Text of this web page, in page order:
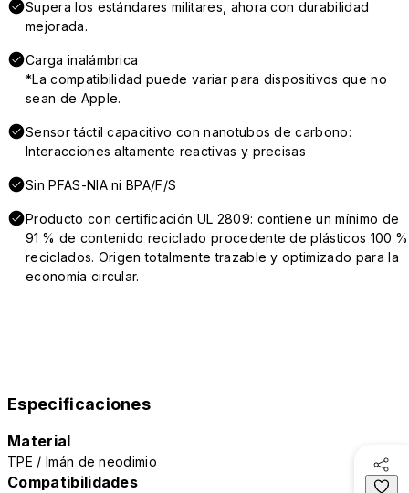
Supera los estándares militares, ahora con durabilidad
mejorada.
Carga inalámbrica
*La compatibilidad puede variar para dispositivos que no
sean de Apple.
Sensor táctil capacitivo con nanotubos de carbono:
Interacciones altamente reactivas y precisas
Sin PFAS-NIA ni BPA/F/S
Producto con certificación UL 2809: contiene un mínimo de
91 % de contenido reciclado procedente de plásticos 100 %
reciclados. Origen totalmente trazable y optimizado para la
economía circular.
Especificaciones
Material
TPE / Imán de neodimio
Compatibilidades